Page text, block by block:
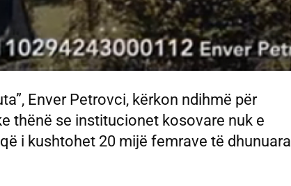
Enver Petrovci, kërkon ndihmë për
thënë se institucionet kosovare nuk e
i kushtohet 20 mijë femrave të dhunuara